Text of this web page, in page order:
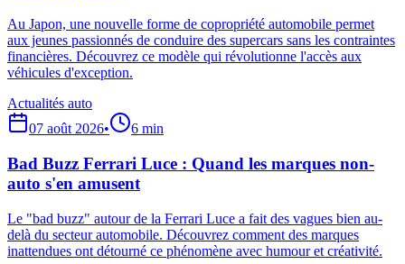
Au Japon, une nouvelle forme de copropriété automobile permet
aux jeunes passionnés de conduire des supercars sans les contraintes
financières. Découvrez ce modèle qui révolutionne l'accès aux
véhicules d'exception.
Actualités auto
07 août 2026• 6 min
Bad Buzz Ferrari Luce : Quand les marques non-
auto s'en amusent
Le "bad buzz" autour de la Ferrari Luce a fait des vagues bien au-
delà du secteur automobile. Découvrez comment des marques
inattendues ont détourné ce phénomène avec humour et créativité.